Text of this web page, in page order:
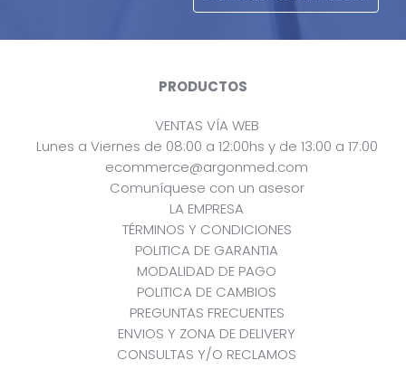
PRODUCTOS
VENTAS VÍA WEB
Lunes a Viernes de 08:00 a 12:00hs y de 13:00 a 17:00
ecommerce@argonmed.com
Comuníquese con un asesor
LA EMPRESA
TÉRMINOS Y CONDICIONES
POLITICA DE GARANTIA
MODALIDAD DE PAGO
POLITICA DE CAMBIOS
PREGUNTAS FRECUENTES
ENVIOS Y ZONA DE DELIVERY
CONSULTAS Y/O RECLAMOS